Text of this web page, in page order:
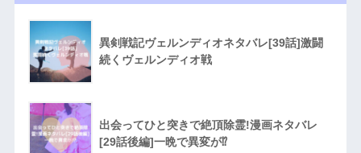
異剣戦記ヴェルンディオネタバレ[39話]激闘
続くヴェルンディオ戦
出会ってひと突きで絶頂除霊!漫画ネタバレ
[29話後編]一晩で異変が⁉︎